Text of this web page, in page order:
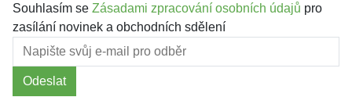
Souhlasím se Zásadami zpracování osobních údajů pro
zasílání novinek a obchodních sdělení
Odeslat